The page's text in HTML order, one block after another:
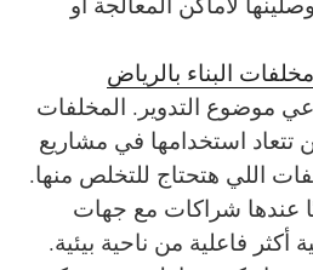
البناء بالرياض
موضوع التدوير. المخلفات
استخدامها في مشاريع
اللي هتحتاج للتخلص منها.
عندها شراكات مع جهات
فاعلية من ناحية بيئية.